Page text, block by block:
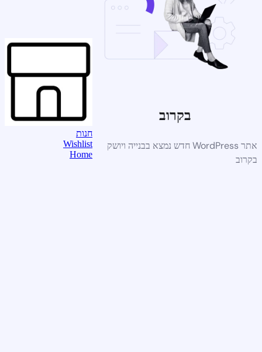
בקרוב
אתר WordPress חדש נמצא בבנייה ויושק
בקרוב
חנות
Wishlist
Home